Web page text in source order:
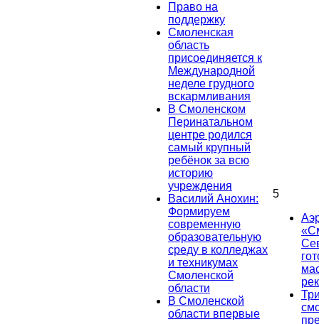
Право на
поддержку
Смоленская
область
присоединяется к
Международной
неделе грудного
вскармливания
В Смоленском
Перинатальном
центре родился
самый крупный
ребёнок за всю
историю
учреждения
Василий Анохин:
Формируем
современную
образовательную
среду в колледжах
и техникумах
Смоленской
области
В Смоленской
области впервые
5